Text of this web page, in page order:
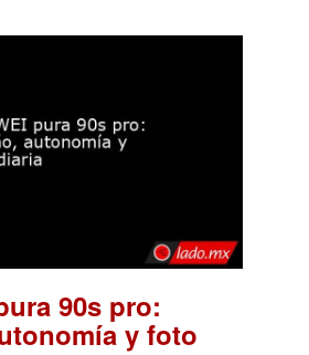
90s pro:
y foto